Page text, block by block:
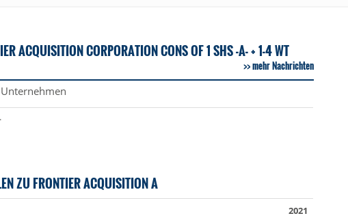
ACQUISITION CORPORATION CONS OF 1 SHS -A- + 1-4 WT
mehr Nachrichten
ZU FRONTIER ACQUISITION A
2021